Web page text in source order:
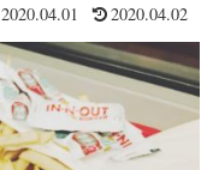
2020.04.01 2020.04.02